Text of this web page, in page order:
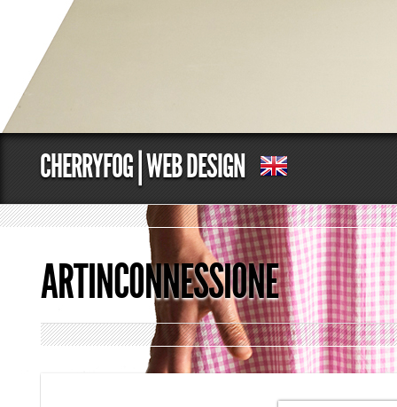
CHERRYFOG | WEB DESIGN
ARTINCONNESSIONE